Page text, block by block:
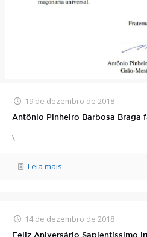
19 de dezembro de 2018
Antônio Pinheiro Barbosa Braga
\
Leia mais
14 de dezembro de 2018
Feliz Aniversário Sapientíssimo